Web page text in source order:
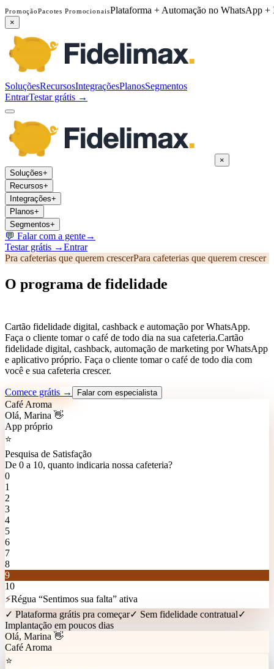
PromoçãoPacotes PromocionaisPlataforma + Automação no WhatsApp
×
SoluçõesRecursosIntegraçõesPlanosSegmentos
EntrarTestar grátis →
×
Soluções+
Recursos+
Integrações+
Planos+
Segmentos+
💬 Falar com a gente→
Testar grátis →Entrar
Pra cafeterias que querem crescerPara cafeterias que querem crescer
O programa de fidelidade
Cartão fidelidade digital, cashback e automação por WhatsApp.
Faça o cliente tomar o café de todo dia na sua cafeteria.Cartão
fidelidade digital, cashback, automação de marketing por WhatsApp
e aplicativo próprio. Faça o cliente tomar o café de todo dia com
você e sua cafeteria crescer.
Comece grátis → Falar com especialista
Café Aroma
Olá, Marina 👋
App próprio
⭐
Pesquisa de Satisfação
De 0 a 10, quanto indicaria nossa cafeteria?
0
1
2
3
4
5
6
7
8
9
10
⚡Régua “Sentimos sua falta” ativa
✓ Plataforma grátis pra começar✓ Sem fidelidade contratual✓
Implantação em poucos dias
Olá, Marina 👋
Café Aroma
⭐